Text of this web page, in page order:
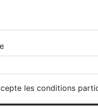
les conditions